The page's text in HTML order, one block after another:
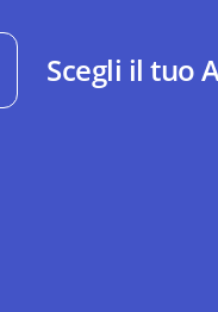
Scegli il tuo